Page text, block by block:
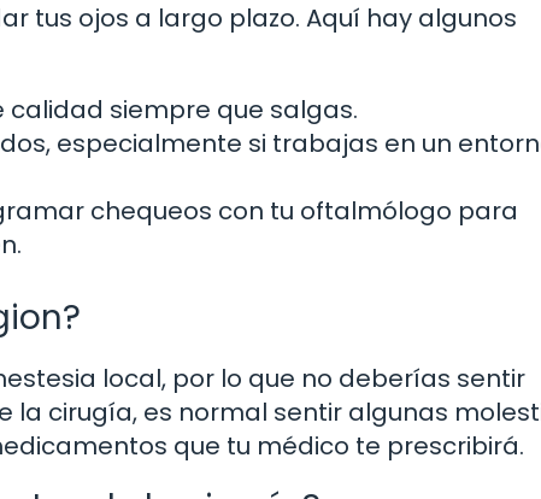
tus ojos a largo plazo. Aquí hay algunos
calidad siempre que salgas.
especialmente si trabajas en un
chequeos con tu oftalmólogo para
local, por lo que no deberías sentir
la cirugía, es normal sentir algunas
que tu médico te prescribirá.